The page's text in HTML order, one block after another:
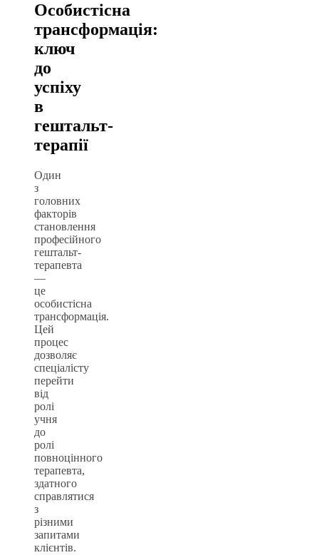
Особистісна
трансформація:
ключ
до
успіху
в
гештальт-
терапії
Один
з
головних
факторів
становлення
професійного
гештальт-
терапевта
—
це
особистісна
трансформація.
Цей
процес
дозволяє
спеціалісту
перейти
від
ролі
учня
до
ролі
повноцінного
терапевта,
здатного
справлятися
з
різними
запитами
клієнтів.